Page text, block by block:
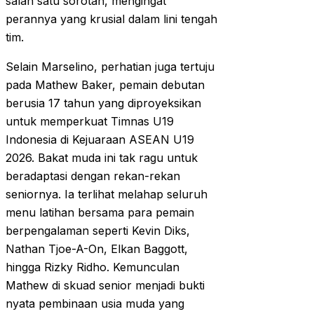
perannya yang krusial dalam lini tengah
tim.
Selain Marselino, perhatian juga tertuju
pada Mathew Baker, pemain debutan
berusia 17 tahun yang diproyeksikan
untuk memperkuat Timnas U19
Indonesia di Kejuaraan ASEAN U19
2026. Bakat muda ini tak ragu untuk
beradaptasi dengan rekan-rekan
seniornya. Ia terlihat melahap seluruh
menu latihan bersama para pemain
berpengalaman seperti Kevin Diks,
Nathan Tjoe-A-On, Elkan Baggott,
hingga Rizky Ridho. Kemunculan
Mathew di skuad senior menjadi bukti
nyata pembinaan usia muda yang